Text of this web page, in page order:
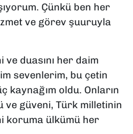
Çünkü ben her
ve görev şuuruyla
ve duasını her daim
sevenlerim, bu çetin
kaynağım oldu. Onların
ve güveni, Türk milletinin
koruma ülkümü her